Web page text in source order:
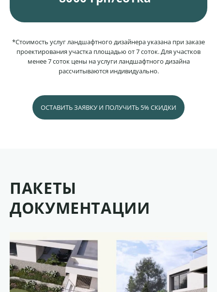
*Стоимость услуг ландшафтного дизайнера указана при заказе
проектирования участка площадью от 7 соток. Для участков
менее 7 соток цены на услуги ландшафтного дизайна
рассчитываются индивидуально.
ОСТАВИТЬ ЗАЯВКУ И ПОЛУЧИТЬ 5% СКИДКИ
ПАКЕТЫ
ДОКУМЕНТАЦИИ